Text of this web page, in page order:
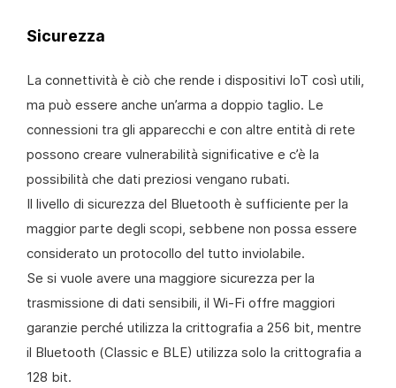
Sicurezza
La connettività è ciò che rende i dispositivi IoT così utili,
ma può essere anche un’arma a doppio taglio. Le
connessioni tra gli apparecchi e con altre entità di rete
possono creare vulnerabilità significative e c’è la
possibilità che dati preziosi vengano rubati.
Il livello di sicurezza del Bluetooth è sufficiente per la
maggior parte degli scopi, sebbene non possa essere
considerato un protocollo del tutto inviolabile.
Se si vuole avere una maggiore sicurezza per la
trasmissione di dati sensibili, il Wi-Fi offre maggiori
garanzie perché utilizza la crittografia a 256 bit, mentre
il Bluetooth (Classic e BLE) utilizza solo la crittografia a
128 bit.